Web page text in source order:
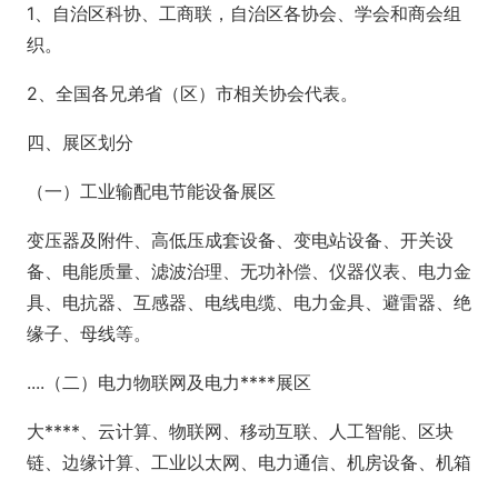
1、自治区科协、工商联，自治区各协会、学会和商会组
织。
2、全国各兄弟省（区）市相关协会代表。
四、展区划分
（一）工业输配电节能设备展区
变压器及附件、高低压成套设备、变电站设备、开关设
备、电能质量、滤波治理、无功补偿、仪器仪表、电力金
具、电抗器、互感器、电线电缆、电力金具、避雷器、绝
缘子、母线等。
....（二）电力物联网及电力****展区
大****、云计算、物联网、移动互联、人工智能、区块
链、边缘计算、工业以太网、电力通信、机房设备、机箱